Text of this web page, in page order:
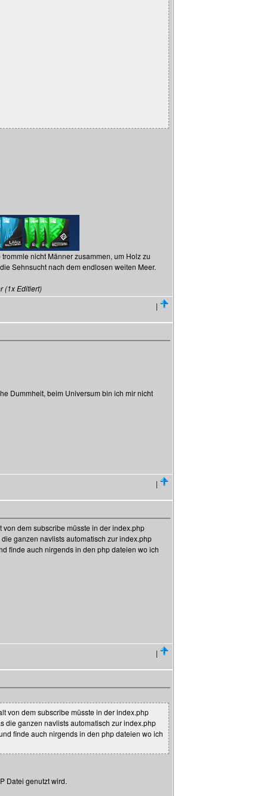
nicht Männer zusammen, um Holz zu
Sehnsucht nach dem endlosen weiten Meer.
(1x Editiert)
|
Dummheit, beim Universum bin ich mir nicht
|
dem subscribe müsste in der index.php
ganzen navlists automatisch zur index.php
finde auch nirgends in den php dateien wo ich
|
von dem subscribe müsste in der index.php
die ganzen navlists automatisch zur index.php
finde auch nirgends in den php dateien wo ich
Datei genutzt wird.